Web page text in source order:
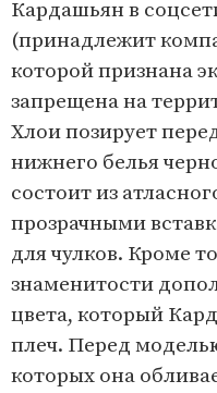
Кардашьян в
(принадлежит
которой признана
запрещена на
Хлои позирует
нижнего белья
состоит из
прозрачными
для чулков. Кроме
знаменитости
цвета, который
плеч. Перед
которых она